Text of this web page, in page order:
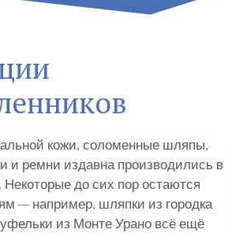
кожи, соломенные шляпы,
и ремни издавна производились в
до сих пор остаются
– например, шляпки из городка
из Монте Урано всё ещё